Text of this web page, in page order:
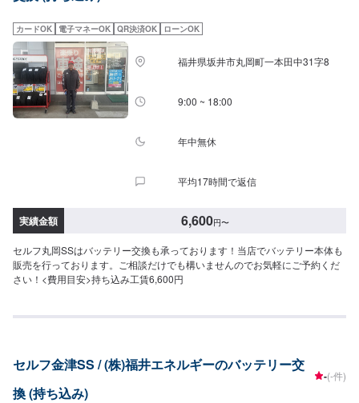
カードOK 電子マネーOK QR決済OK ローンOK
福井県坂井市丸岡町一本田中31字8
9:00 ~ 18:00
年中無休
平均17時間で返信
実績金額 6,600円〜
セルフ丸岡SSはバッテリー交換も承っております！当店でバッテリー本体も
販売を行っております。ご相談だけでも構いませんのでお気軽にご予約くだ
さい！<費用目安>持ち込み工賃6,600円
セルフ金津SS / (株)福井エネルギーのバッテリー交
換 (持ち込み)
-(-件)